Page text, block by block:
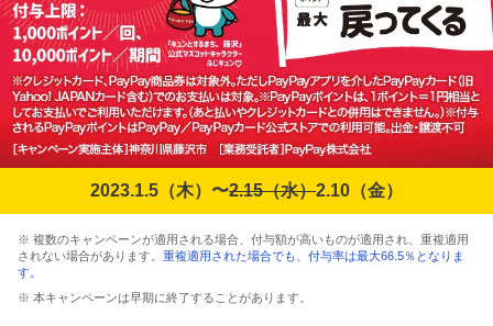
2023.1.5（木）〜2.15（水）2.10（金）
※ 複数のキャンペーンが適用される場合、付与額が高いものが適用され、重複適用
されない場合があります。 重複適用された場合でも、付与率は最大66.5％となりま
す。
※ 本キャンペーンは早期に終了することがあります。